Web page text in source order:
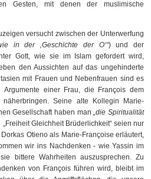
Gesten, mit denen der muslimische
versucht zwischen der Unterwerfung
in der ‚Geschichte der O‘“) und der
Gott, wie sie im Islam gefordert wird,
den Aussichten auf das ungehinderte
mit Frauen und Nebenfrauen sind es
Argumente einer Frau, die François dem
Seine alte Kollegin Marie-
Gesellschaft haben man„die Spiritualität
Gleichheit Brüderlichkeit“ seien nur
Otieno als Marie-Françoise erläutert,
wir ins Nachdenken - wie Yassin im
bittere Wahrheiten auszusprechen. Zu
von François führen wird, bleibt im